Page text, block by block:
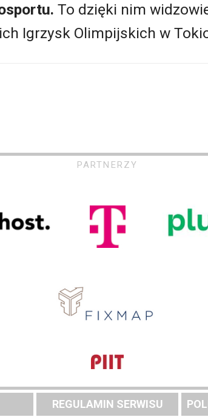
To dzięki nim
Igrzysk Olimpijskich w
PARTNERZY
REGULAMIN SERWISU